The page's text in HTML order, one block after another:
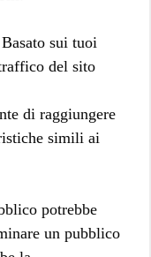
sui tuoi
del sito
di raggiungere
simili ai
potrebbe
un pubblico